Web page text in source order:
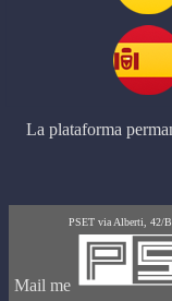
La plataforma
PSET via Alberti, 42/
Mail me